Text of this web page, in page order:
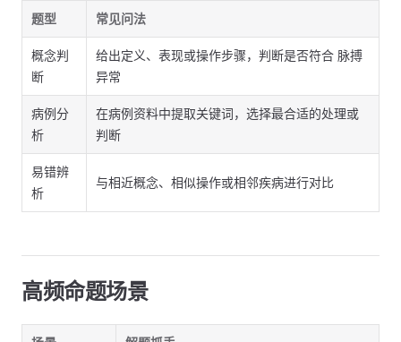
题型 常见问法
概念判
断
给出定义、表现或操作步骤，判断是否符合 脉搏
异常
病例分
析
在病例资料中提取关键词，选择最合适的处理或
判断
易错辨
析
与相近概念、相似操作或相邻疾病进行对比
高频命题场景